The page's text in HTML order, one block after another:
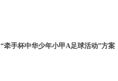
“牵手杯中华少年小甲A足球活动”方案